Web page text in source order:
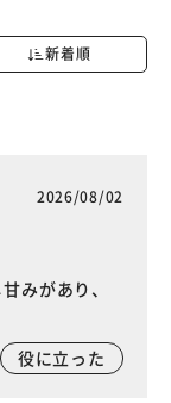
新着順
2026/08/02
みがあり、
役に立った